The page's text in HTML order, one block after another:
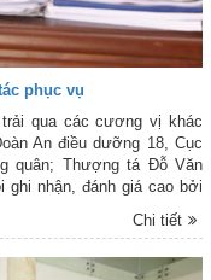
phục vụ
qua các cương vị khác
An điều dưỡng 18, Cục
quân; Thượng tá Đỗ Văn
ghi nhận, đánh giá cao bởi
Chi tiết